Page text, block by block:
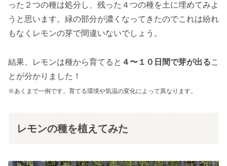
った２つの種は処分し、残った４つの種を土に埋めてみよ
うと思います。緑の部分が濃くなってきたのでこれは紛れ
もなくレモンの芽で間違いないでしょう。
結果、レモンは種から育てると ４〜１０日間で芽が出るこ
とが分かりました！
※あくまで一例です。育てる環境や気温の変化によって異なります。
レモンの種を植えてみた